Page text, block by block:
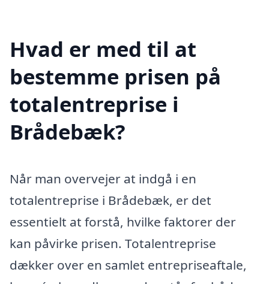
Hvad er med til at
bestemme prisen på
totalentreprise i
Brådebæk?
Når man overvejer at indgå i en
totalentreprise i Brådebæk, er det
essentielt at forstå, hvilke faktorer der
kan påvirke prisen. Totalentreprise
dækker over en samlet entrepriseaftale,